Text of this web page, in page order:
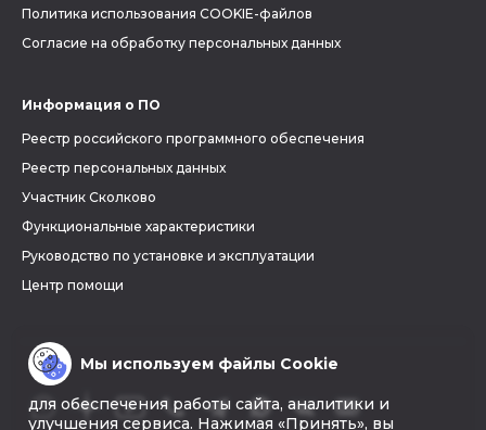
Политика использования COOKIE-файлов
Согласие на обработку персональных данных
Информация о ПО
Реестр российского программного обеспечения
Реестр персональных данных
Участник Сколково
Функциональные характеристики
Руководство по установке и эксплуатации
Центр помощи
Мы используем файлы Cookie
для обеспечения работы сайта, аналитики и
улучшения сервиса. Нажимая «Принять», вы